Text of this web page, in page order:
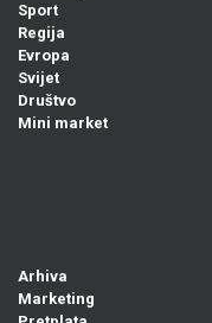
Sport
Regija
Evropa
Svijet
Društvo
Mini market
Arhiva
Marketing